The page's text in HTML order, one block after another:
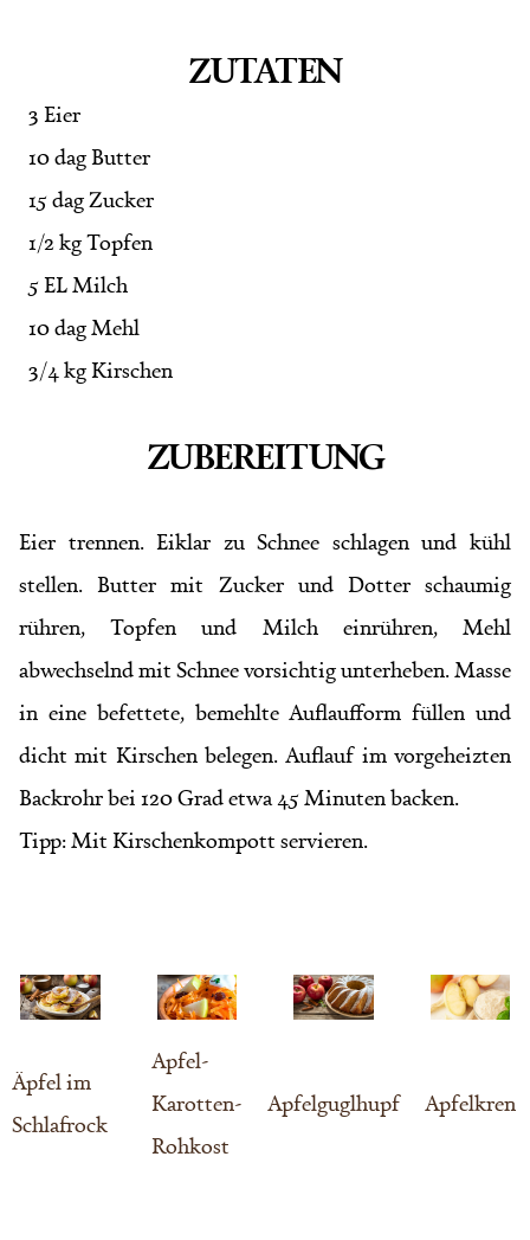
ZUTATEN
3 Eier
10 dag Butter
15 dag Zucker
1/2 kg Topfen
5 EL Milch
10 dag Mehl
3/4 kg Kirschen
ZUBEREITUNG
Eier trennen. Eiklar zu Schnee schlagen und kühl
stellen. Butter mit Zucker und Dotter schaumig
rühren, Topfen und Milch einrühren, Mehl
abwechselnd mit Schnee vorsichtig unterheben. Masse
in eine befettete, bemehlte Auflaufform füllen und
dicht mit Kirschen belegen. Auflauf im vorgeheizten
Backrohr bei 120 Grad etwa 45 Minuten backen.
Tipp: Mit Kirschenkompott servieren.
Äpfel im
Schlafrock
Apfel-
Karotten-
Rohkost
Apfelguglhupf Apfelkren